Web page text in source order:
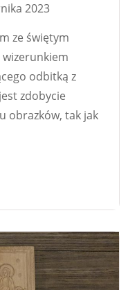
2023
ze świętym
odbitką z
zdobycie
obrazków, tak jak